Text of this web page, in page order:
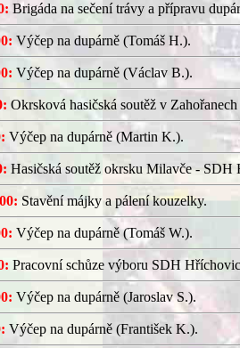
Brigáda na sečení trávy a přípravu
Výčep na dupárně (Tomáš H.).
Výčep na dupárně (Václav B.).
Okrsková hasičská soutěž v
Výčep na dupárně (Martin K.).
Hasičská soutěž okrsku Milavče -
Stavění májky a pálení kouzelky.
Výčep na dupárně (Tomáš W.).
Pracovní schůze výboru SDH
Výčep na dupárně (Jaroslav S.).
Výčep na dupárně (František K.).